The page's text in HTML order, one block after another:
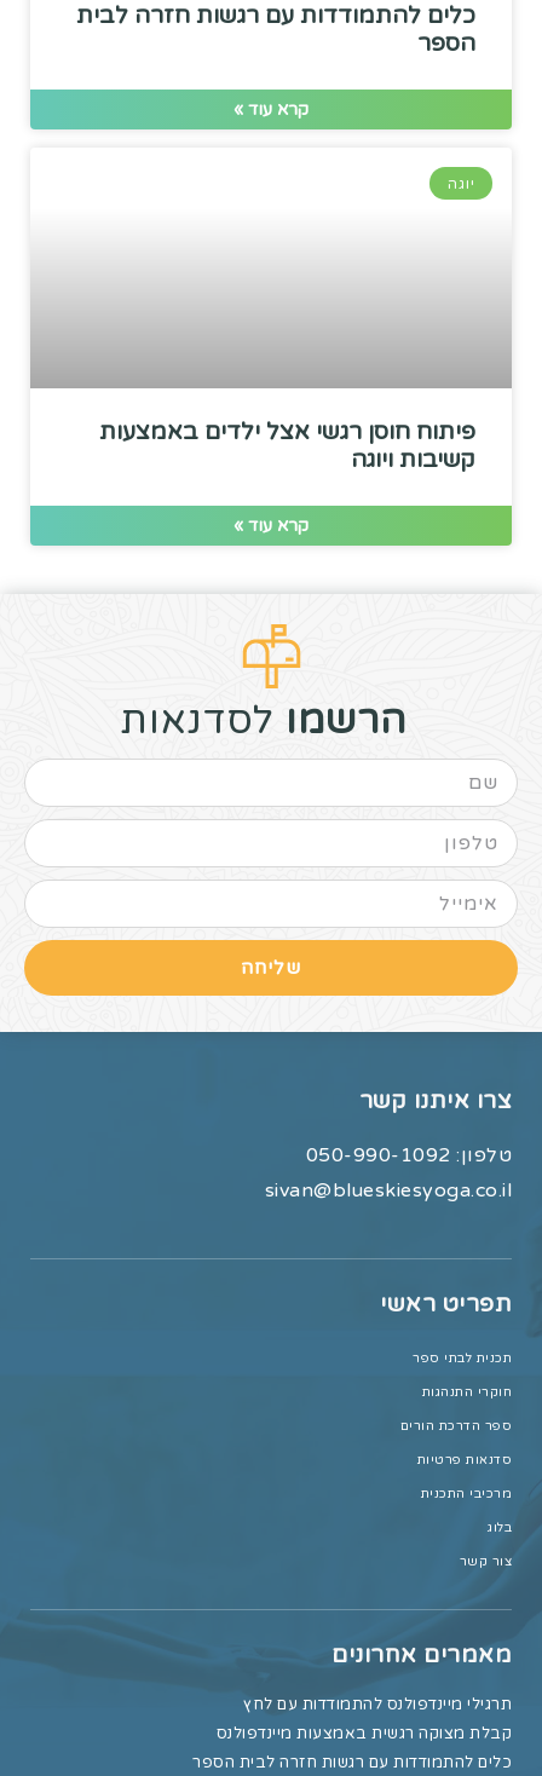
כלים להתמודדות עם רגשות חזרה לבית
הספר
קרא עוד »
יוגה
פיתוח חוסן רגשי אצל ילדים באמצעות
קשיבות ויוגה
קרא עוד »
הרשמו לסדנאות
שליחה
צרו איתנו קשר
טלפון:
sivan@blueskiesyoga.co.il
תפריט ראשי
תכנית לבתי ספר
חוקרי התנהגות
ספר הדרכת הורים
סדנאות פרטיות
מרכיבי התכנית
בלוג
צור קשר
מאמרים אחרונים
תרגילי מיינדפולנס להתמודדות עם לחץ
קבלת מצוקה רגשית באמצעות מיינדפולנס
כלים להתמודדות עם רגשות חזרה לבית הספר